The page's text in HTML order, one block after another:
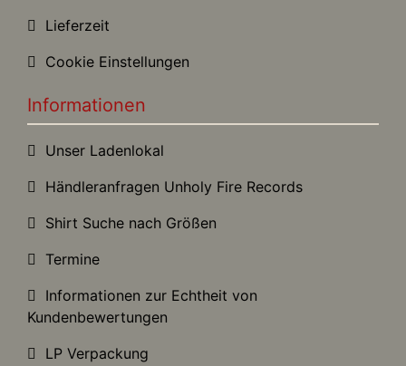
Lieferzeit
Cookie Einstellungen
Informationen
Unser Ladenlokal
Händleranfragen Unholy Fire Records
Shirt Suche nach Größen
Termine
Informationen zur Echtheit von
Kundenbewertungen
LP Verpackung